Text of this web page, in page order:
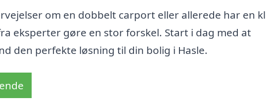
om en dobbelt carport eller allerede har en
eksperter gøre en stor forskel. Start i dag med at
den perfekte løsning til din bolig i Hasle.